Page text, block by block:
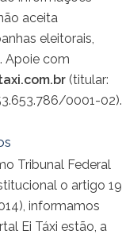
aceita
eleitorais,
Apoie com
(titular:
0001-02).
Tribunal Federal
o artigo 19
informamos
Ei Táxi estão, a